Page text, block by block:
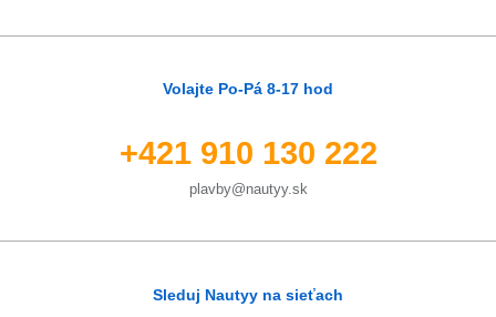
Volajte Po-Pá 8-17 hod
+421 910 130 222
plavby@nautyy.sk
Sleduj Nautyy na sieťach